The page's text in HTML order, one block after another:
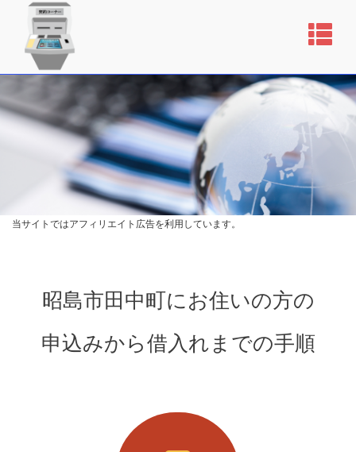
当サイトではアフィリエイト広告を利用しています。
昭島市田中町にお住いの方の
申込みから借入れまでの手順